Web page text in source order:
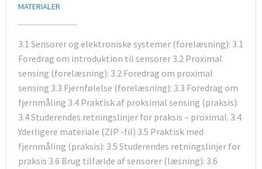
MATERIALER
3.1 Sensorer og elektroniske systemer (forelæsning): 3.1
Foredrag om introduktion til sensorer 3.2 Proximal
sensing (forelæsning): 3.2 Foredrag om proximal
sensing 3.3 Fjernfølelse (forelæsning): 3.3 Foredrag om
fjernmåling 3.4 Praktisk af proksimal sensing (praksis):
3.4 Studerendes retningslinjer for praksis – proximal. 3.4
Yderligere materiale (ZIP -fil) 3.5 Praktisk med
fjernmåling (praksis): 3.5 Studerendes retningslinjer for
praksis 3.6 Brug tilfælde af sensorer (læsning): 3.6